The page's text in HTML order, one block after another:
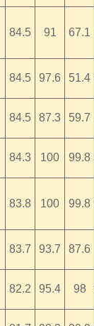
84.5 91 67.1
84.5 97.6 51.4
84.5 87.3 59.7
84.3 100 99.8
83.8 100 99.8
83.7 93.7 87.6
82.2 95.4 98